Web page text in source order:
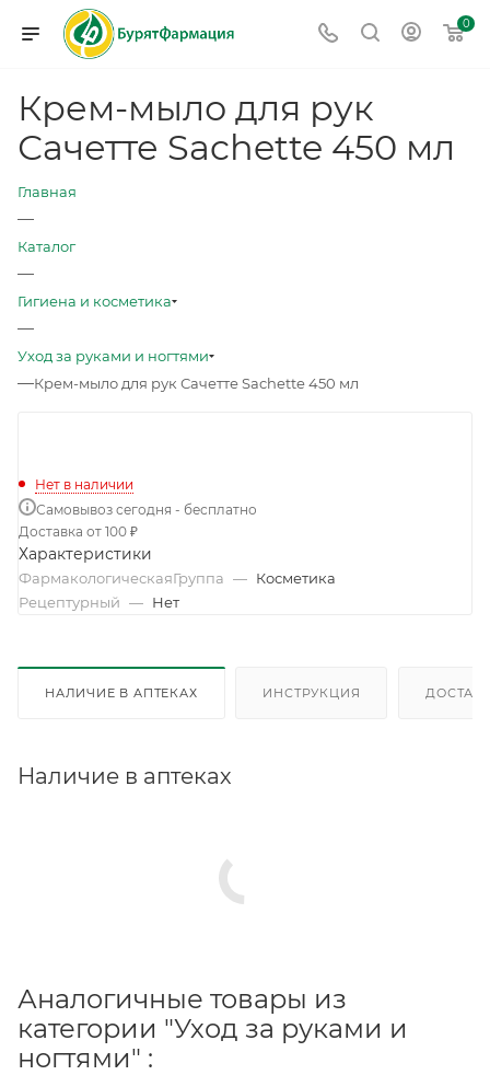
0
Крем-мыло для рук
Сачетте Sachette 450 мл
Главная
—
Каталог
—
Гигиена и косметика
—
Уход за руками и ногтями
—Крем-мыло для рук Сачетте Sachette 450 мл
Нет в наличии
Самовывоз сегодня - бесплатно
Доставка от 100 ₽
Характеристики
ФармакологическаяГруппа — Косметика
Рецептурный — Нет
НАЛИЧИЕ В АПТЕКАХ ИНСТРУКЦИЯ
Наличие в аптеках
Аналогичные товары из
категории "Уход за руками и
ногтями" :